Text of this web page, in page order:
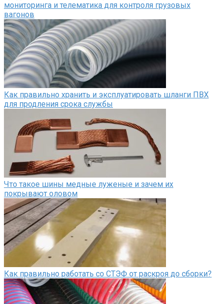
мониторинга и телематика для контроля грузовых
вагонов
Как правильно хранить и эксплуатировать шланги ПВХ
для продления срока службы
Что такое шины медные луженые и зачем их
покрывают оловом
Как правильно работать со СТЭФ от раскроя до сборки?